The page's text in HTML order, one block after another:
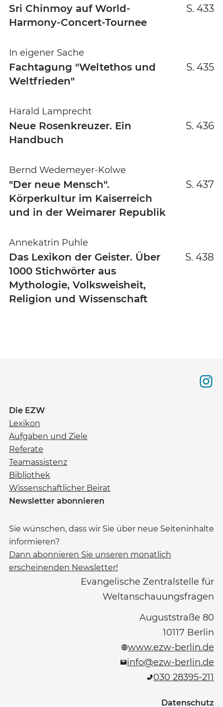
Sri Chinmoy auf World-
Harmony-Concert-Tournee
S. 433
In eigener Sache
Fachtagung "Weltethos und
Weltfrieden"
S. 435
Harald Lamprecht
Neue Rosenkreuzer. Ein
Handbuch
S. 436
Bernd Wedemeyer-Kolwe
"Der neue Mensch".
Körperkultur im Kaiserreich
und in der Weimarer Republik
S. 437
Annekatrin Puhle
Das Lexikon der Geister. Über
1000 Stichwörter aus
Mythologie, Volksweisheit,
Religion und Wissenschaft
S. 438
Die EZW
Lexikon
Aufgaben und Ziele
Referate
Teamassistenz
Bibliothek
Wissenschaftlicher Beirat
Newsletter abonnieren
Sie wünschen, dass wir Sie über neue Seiteninhalte
informieren?
Dann abonnieren Sie unseren monatlich
erscheinenden Newsletter!
Evangelische Zentralstelle für
Weltanschauungsfragen
Auguststraße 80
10117 Berlin
www.ezw-berlin.de
info@ezw-berlin.de
030 28395-211
Datenschutz